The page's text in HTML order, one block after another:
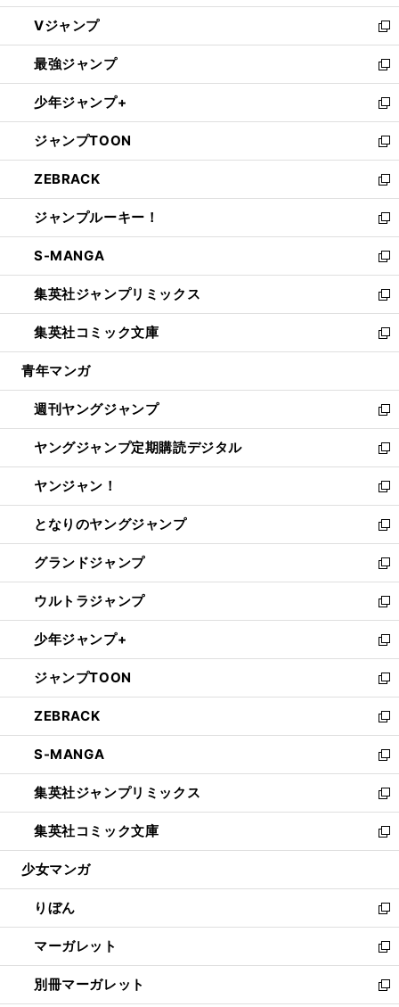
ウ
ィ
ン
ド
ウ
で
開
く
し
い
ウ
ィ
ン
ド
ウ
で
開
く
Vジャンプ
新
し
い
ウ
ィ
ン
ド
ウ
で
開
く
最強ジャンプ
新
し
い
ウ
ィ
ン
ド
ウ
で
開
く
少年ジャンプ+
新
し
い
ウ
ィ
ン
ド
ウ
で
開
く
ジャンプTOON
新
し
い
ウ
ィ
ン
ド
ウ
で
開
く
ZEBRACK
新
し
い
ウ
ィ
ン
ド
ウ
で
開
ジャンプルーキー！
新
し
い
ウ
ィ
ン
ド
ウ
開
く
S-MANGA
新
し
い
ウ
ィ
ン
ウ
で
開
く
集英社ジャンプリミックス
新
し
い
ウ
ン
ド
ウ
で
開
く
集英社コミック文庫
新
し
ウ
ィ
ン
ド
ウ
で
開
く
青年マンガ
週刊ヤングジャンプ
新
し
い
ウ
ィ
ン
ド
ウ
で
開
く
ヤングジャンプ定期購読デジタル
新
し
い
ウ
ィ
ン
ド
ウ
で
開
く
ヤンジャン！
新
し
い
ウ
ィ
ン
ド
ウ
で
開
く
となりのヤングジャンプ
新
し
い
ウ
ィ
ン
ド
ウ
で
開
く
グランドジャンプ
新
し
い
ウ
ィ
ン
ド
ウ
で
開
く
ウルトラジャンプ
新
し
い
ウ
ィ
ン
ド
ウ
で
開
く
少年ジャンプ+
新
し
い
ウ
ィ
ン
ド
ウ
で
開
く
ジャンプTOON
新
し
い
ウ
ィ
ン
ド
ウ
で
開
ZEBRACK
新
し
い
ウ
ィ
ン
ド
ウ
開
く
S-MANGA
新
し
い
ウ
ィ
ン
ウ
で
開
く
集英社ジャンプリミックス
新
し
い
ウ
ン
ド
ウ
で
開
く
集英社コミック文庫
新
し
ウ
ィ
ン
ド
ウ
で
開
少女マンガ
りぼん
新
し
い
ウ
ィ
マーガレット
新
し
い
別冊マーガレット
新